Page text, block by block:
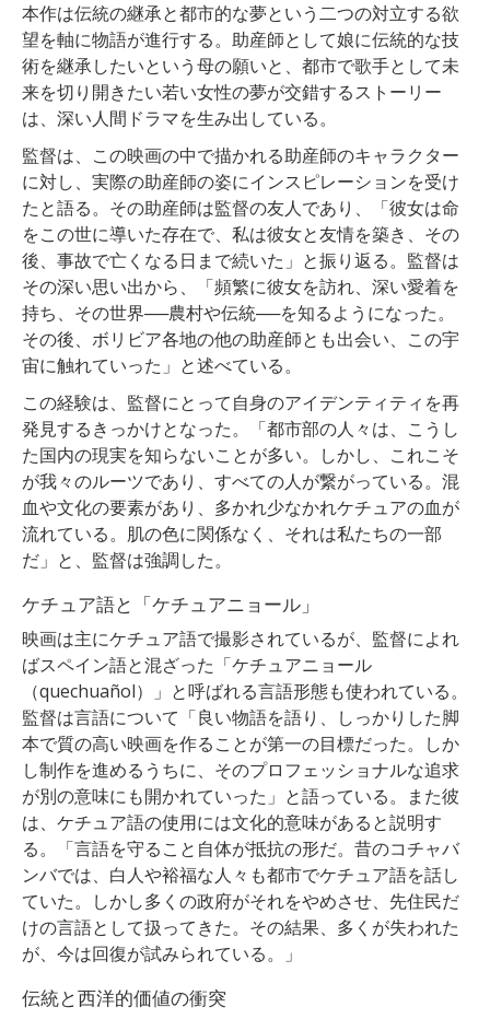
本作は伝統の継承と都市的な夢という二つの対立する欲
望を軸に物語が進行する。助産師として娘に伝統的な技
術を継承したいという母の願いと、都市で歌手として未
来を切り開きたい若い女性の夢が交錯するストーリー
は、深い人間ドラマを生み出している。
監督は、この映画の中で描かれる助産師のキャラクター
に対し、実際の助産師の姿にインスピレーションを受け
たと語る。その助産師は監督の友人であり、「彼女は命
をこの世に導いた存在で、私は彼女と友情を築き、その
後、事故で亡くなる日まで続いた」と振り返る。監督は
その深い思い出から、「頻繁に彼女を訪れ、深い愛着を
持ち、その世界──農村や伝統──を知るようになった。
その後、ボリビア各地の他の助産師とも出会い、この宇
宙に触れていった」と述べている。
この経験は、監督にとって自身のアイデンティティを再
発見するきっかけとなった。「都市部の人々は、こうし
た国内の現実を知らないことが多い。しかし、これこそ
が我々のルーツであり、すべての人が繋がっている。混
血や文化の要素があり、多かれ少なかれケチュアの血が
流れている。肌の色に関係なく、それは私たちの一部
だ」と、監督は強調した。
ケチュア語と「ケチュアニョール」
映画は主にケチュア語で撮影されているが、監督によれ
ばスペイン語と混ざった「ケチュアニョール
（quechuañol）」と呼ばれる言語形態も使われている。
監督は言語について 「良い物語を語り、しっかりした脚
本で質の高い映画を作ることが第一の目標だった。しか
し制作を進めるうちに、そのプロフェッショナルな追求
が別の意味にも開かれていった」と語っている。
また彼
は、ケチュア語の使用には文化的意味があると説明す
る。
「言語を守ること自体が抵抗の形だ。昔のコチャバ
ンバでは、白人や裕福な人々も都市でケチュア語を話し
ていた。しかし多くの政府がそれをやめさせ、先住民だ
けの言語として扱ってきた。その結果、多くが失われた
が、今は回復が試みられている。」
伝統と西洋的価値の衝突